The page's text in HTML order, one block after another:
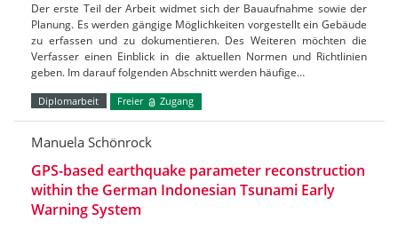
Der erste Teil der Arbeit widmet sich der Bauaufnahme sowie der
Planung. Es werden gängige Möglichkeiten vorgestellt ein Gebäude
zu erfassen und zu dokumentieren. Des Weiteren möchten die
Verfasser einen Einblick in die aktuellen Normen und Richtlinien
geben. Im darauf folgenden Abschnitt werden häufige…
Diplomarbeit Freier Zugang
Manuela Schönrock
GPS-based earthquake parameter reconstruction
within the German Indonesian Tsunami Early
Warning System